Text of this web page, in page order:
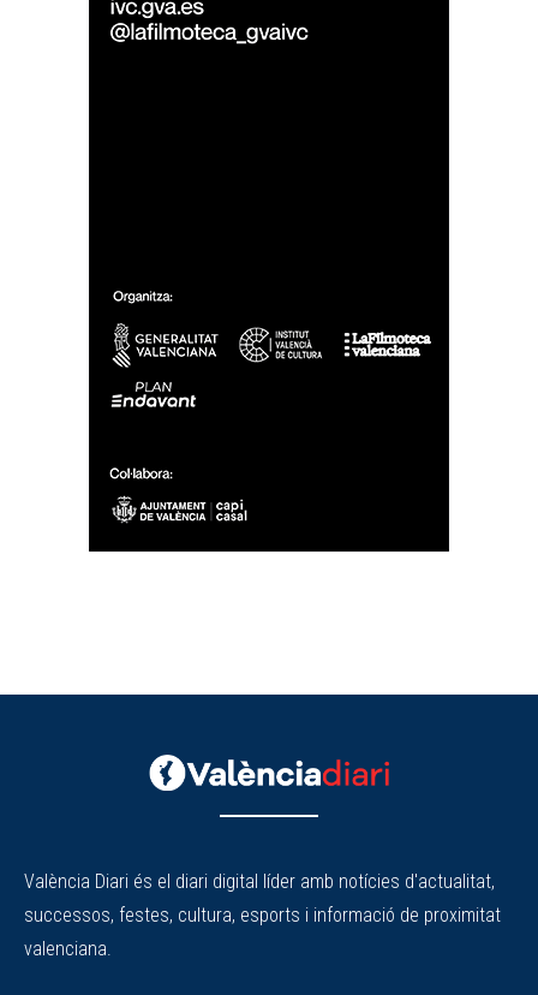
València Diari és el diari digital líder amb notícies d'actualitat,
successos, festes, cultura, esports i informació de proximitat
valenciana.